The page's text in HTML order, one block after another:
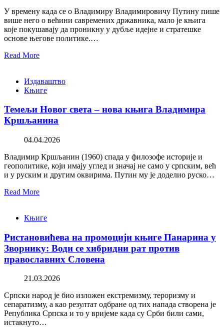
У времену када се о Владимиру Владимировичу Путину пише
више него о већини савремених државника, мало је књига
које покушавају да проникну у дубље идејне и стратешке
основе његове политике.…
Read More
Издаваштво
Књиге
Темељи Новог света – нова књига Владимира
Кршљанина
04.04.2026
Владимир Кршљанин (1960) спада у филозофе историје и
геополитике, који имају углед и значај не само у српским, већ
и у руским и другим оквирима. Путин му је доделио руско…
Read More
Књиге
Ристановићева на промоцији књиге Панарина у
Зворнику: Води се хибридни рат против
православних Словена
21.03.2026
Српски народ је био изложен екстремизму, тероризму и
сепаратизму, а као резултат одбране од тих напада створена је
Република Српска и то у вријеме када су Срби били сами,
истакнуто…